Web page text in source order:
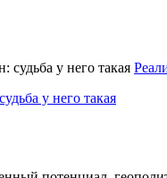
у него такая